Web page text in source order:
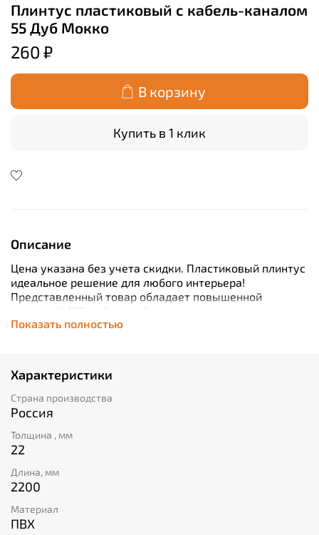
Плинтус пластиковый с кабель-каналом
55 Дуб Мокко
260 ₽
В корзину
Купить в 1 клик
Описание
Цена указана без учета скидки. Пластиковый плинтус
идеальное решение для любого интерьера!
Представленный товар обладает повышенной
толщиной (22 мм), что обеспечивает дополнительную
прочность конструкции. Благодаря длине в 2200 мм
из высококачественного ПВХ, который устойчив к
воздействию влаги, поэтому отлично подойдет как
для жилых комнат, так и для кухонь или ванн. Кабель-
канал позволяет аккуратно спрятать провода от глаз
станет приятным бонусом при покупке этого
универсального плинтуса российского производства.
Показать полностью
Характеристики
Страна производства
Россия
Толщина , мм
22
Длина, мм
2200
Материал
ПВХ